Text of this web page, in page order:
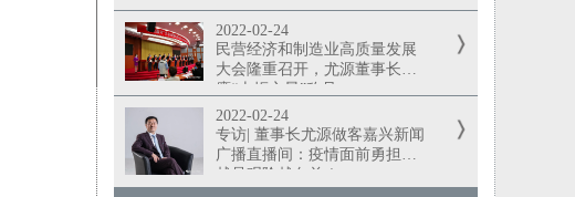
2022-02-24
民营经济和制造业高质量发展
大会隆重召开，尤源董事长荣
膺“火炬之星”称号
2022-02-24
专访| 董事长尤源做客嘉兴新闻
广播直播间：疫情面前勇担当
越是艰险越向前！